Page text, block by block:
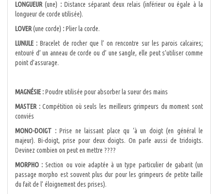
LONGUEUR (une) :Distance séparant deux relais (inférieur ou égale à la
longueur de corde utilisée).
LOVER(une corde) :Plier la corde.
LUNULE : Bracelet de rocher que l’ on rencontre sur les parois calcaires;
entouré d’ un anneau de corde ou d’ une sangle, elle peut s’utiliser comme
point d’assurage.
MAGNÉSIE :Poudre utilisée pour absorber la sueur des mains
MASTER :Compétition où seuls les meilleurs grimpeurs du moment sont
conviés
MONO-DOIGT :Prise ne laissant place qu ‘à un doigt (en général le
majeur). Bi-doigt, prise pour deux doigts. On parle aussi de tridoigts.
Devinez combien on peut en mettre ????
MORPHO : Section ou voie adaptée à un type particulier de gabarit (un
passage morpho est souvent plus dur pour les grimpeurs de petite taille
du fait de l’ éloignement des prises).